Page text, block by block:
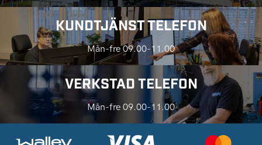
KUNDTJÄNST TELEFON
Mån-fre 09.00-11.00
VERKSTAD TELEFON
Mån-fre 09.00-11.00